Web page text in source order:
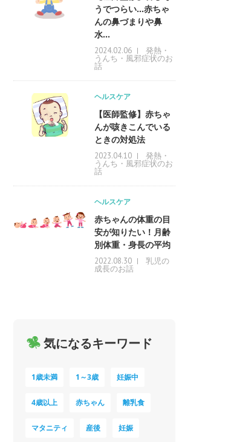
うでつらい…赤ちゃ
んの鼻づまりや鼻
水...
2024.02.06 発熱・
うんち・風邪症状のお
話
ヘルスケア
【医師監修】赤ちゃ
んが咳きこんでいる
ときの対処法
2023.04.10 発熱・
うんち・風邪症状のお
話
ヘルスケア
赤ちゃんの体重の目
安が知りたい！月齢
別体重・身長の平均
2022.08.30 乳児の
成長のお話
気になるキーワード
1歳未満 1～3歳 妊娠中
4歳以上 赤ちゃん 離乳食
マタニティ 産後 妊娠